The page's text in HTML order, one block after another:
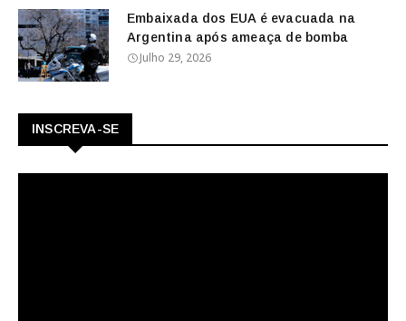
Embaixada dos EUA é evacuada na
Argentina após ameaça de bomba
Julho 29, 2026
INSCREVA-SE